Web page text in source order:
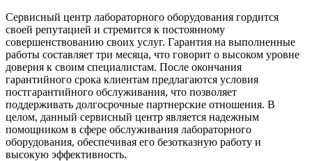
Сервисный центр лабораторного оборудования гордится
своей репутацией и стремится к постоянному
совершенствованию своих услуг. Гарантия на выполненные
работы составляет три месяца, что говорит о высоком уровне
доверия к своим специалистам. После окончания
гарантийного срока клиентам предлагаются условия
постгарантийного обслуживания, что позволяет
поддерживать долгосрочные партнерские отношения. В
целом, данный сервисный центр является надежным
помощником в сфере обслуживания лабораторного
оборудования, обеспечивая его безотказную работу и
высокую эффективность.